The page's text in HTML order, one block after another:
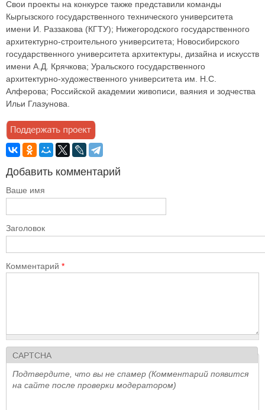
Свои проекты на конкурсе также представили команды
Кыргызского государственного технического университета
имени И. Раззакова (КГТУ); Нижегородского государственного
архитектурно-строительного университета; Новосибирского
государственного университета архитектуры, дизайна и искусств
имени А.Д. Крячкова; Уральского государственного
архитектурно-художественного университета им. Н.С.
Алферова; Российской академии живописи, ваяния и зодчества
Ильи Глазунова.
Добавить комментарий
Ваше имя
Заголовок
Комментарий *
CAPTCHA
Подтвердите, что вы не спамер (Комментарий появится
на сайте после проверки модератором)